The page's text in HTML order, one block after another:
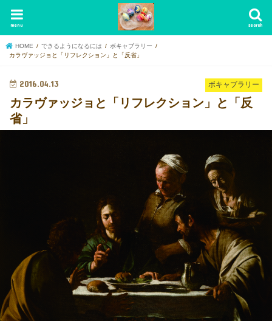
search
menu
HOME できるようになるには
ボキャブラリー
カラヴァッジョと「リフレクション」と「反省」
ボキャブラリー
2016.04.13
カラヴァッジョと「リフレクション」と「反
省」